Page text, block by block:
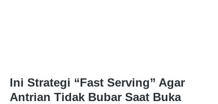
Ini Strategi “Fast Serving” Agar
Antrian Tidak Bubar Saat Buka